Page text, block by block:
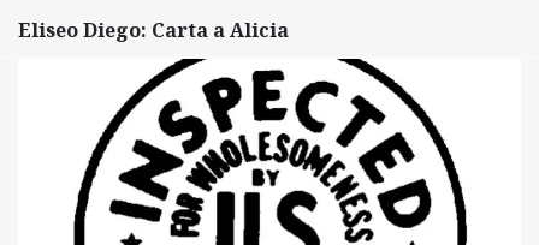
Eliseo Diego: Carta a Alicia